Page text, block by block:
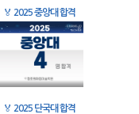
🏅 2025 중앙대 합격
🏅 2025 단국대 합격